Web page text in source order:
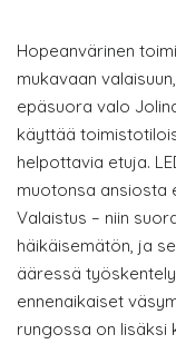
Hopeanvärinen
mukavaan
epäsuora valo
käyttää
helpottavia etuja.
muotonsa ansiosta
Valaistus – niin
häikäisemätön, ja
ääressä
ennenaikaiset
rungossa on lisäksi